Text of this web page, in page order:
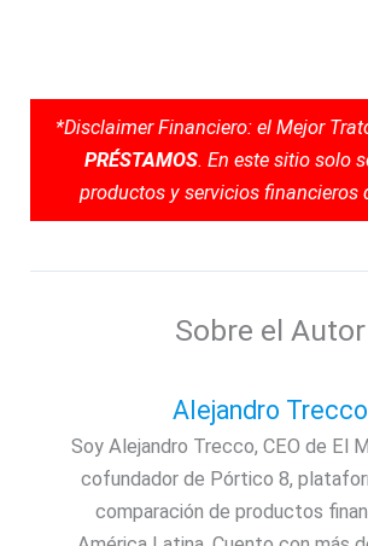
*Disclaimer Financiero: el Mejor
PRÉSTAMOS. En este sitio solo
productos y servicios financieros
Sobre el Autor
Alejandro Trecco
Soy Alejandro Trecco, CEO de El
cofundador de Pórtico 8,
comparación de productos